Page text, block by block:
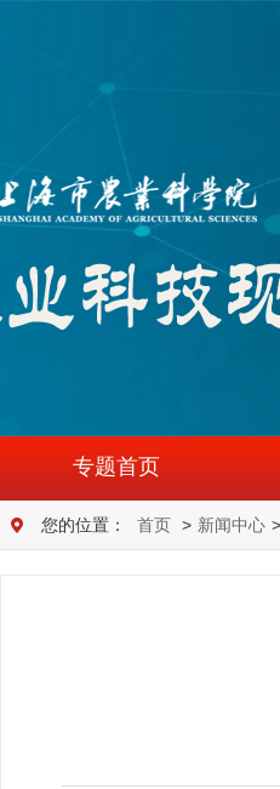
专题首页
您的位置： 首页 > 新闻中心 >